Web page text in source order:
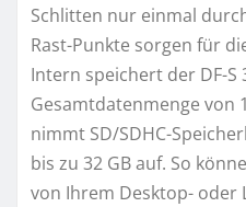
Schlitten nur einmal
Rast-Punkte sorgen für
Intern speichert der DF-S
Gesamtdatenmenge von
nimmt SD/SDHC-
bis zu 32 GB auf. So
von Ihrem Desktop- oder